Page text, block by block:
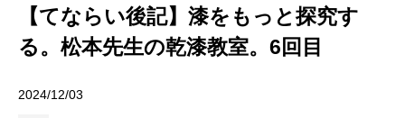
【てならい後記】漆をもっと探究す
る。松本先生の乾漆教室。6回目
2024/12/03